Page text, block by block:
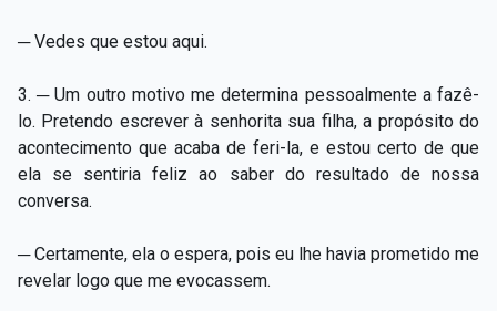
─ Vedes que estou aqui.
3. ─ Um outro motivo me determina pessoalmente a fazê-
lo. Pretendo escrever à senhorita sua filha, a propósito do
acontecimento que acaba de feri-la, e estou certo de que
ela se sentiria feliz ao saber do resultado de nossa
conversa.
─ Certamente, ela o espera, pois eu lhe havia prometido me
revelar logo que me evocassem.